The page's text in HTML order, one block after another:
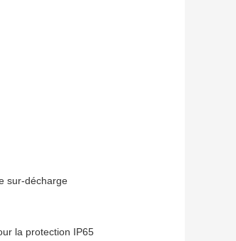
sur-décharge
la protection IP65